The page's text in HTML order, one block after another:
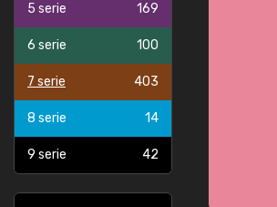
5 serie 169
6 serie 100
7 serie 403
8 serie 14
9 serie 42